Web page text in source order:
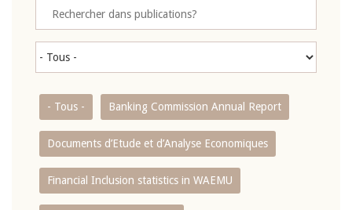
- Tous - Banking Commission Annual Report
Documents d’Etude et d’Analyse Economiques
Financial Inclusion statistics in WAEMU